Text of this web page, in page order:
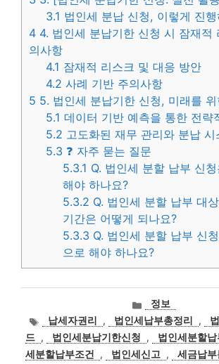
3.1 법인세 분납 신청, 이렇게 진행
4 4. 법인세 분납기한 신청 시 잠재적
의사항
4.1 잠재적 리스크 및 대응 방안
4.2 사례 기반 주의사항
5 5. 법인세 분납기한 신청, 미래를
5.1 데이터 기반 예측을 통한 전략
5.2 고도화된 재무 관리와 분납 시
5.3 ❓ 자주 묻는 질문
5.3.1 Q. 법인세 분할 납부 신
해야 하나요?
5.3.2 Q. 법인세 분할 납부 대
기간은 어떻게 되나요?
5.3.3 Q. 법인세 분할 납부 신
으로 해야 하나요?
카
테
고
리
정보
태납세자권리 , 법인세납부총정리 ,
드 , 법인세분납기한신청 , 법인세분할납
세분할납부조건
, 법인세신고 , 세금납부